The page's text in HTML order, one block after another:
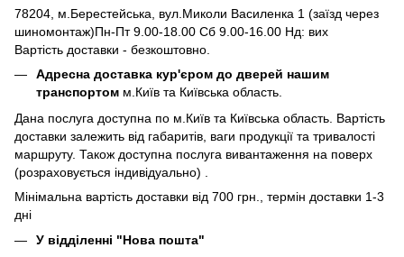
78204, м.Берестейська, вул.Миколи Василенка 1 (заїзд через
шиномонтаж)Пн-Пт 9.00-18.00 Сб 9.00-16.00 Нд: вих
Вартість доставки - безкоштовно.
Адресна доставка кур'єром до дверей нашим
транспортом м.Київ та Київська область.
Дана послуга доступна по м.Київ та Київська область. Вартість
доставки залежить від габаритів, ваги продукції та тривалості
маршруту. Також доступна послуга вивантаження на поверх
(розраховується індивідуально) .
Мінімальна вартість доставки від 700 грн., термін доставки 1-3
дні
У відділенні "Нова пошта"